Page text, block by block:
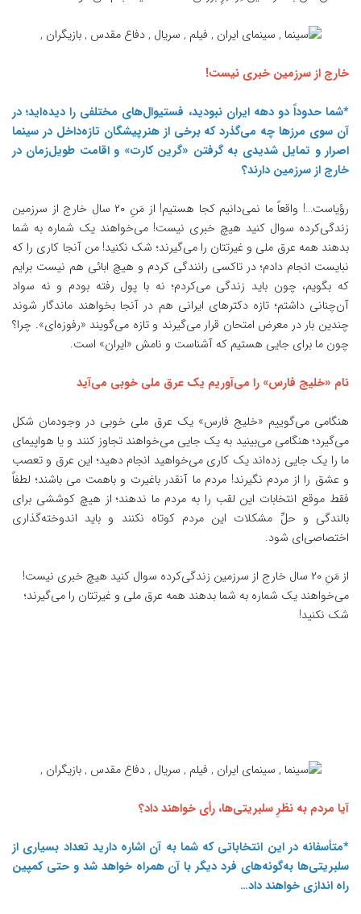
خارج از سرزمین خبری نیست!
*شما حدوداً دو دهه ایران نبودید، فستیوال‌های مختلفی را دیده‌اید؛ در
آن سوی مرزها چه می‌گذرد که برخی از هنرپیشگان تازه‌داخل در سینما
اصرار و تمایل شدیدی به گرفتن «گرین کارت» و اقامت طویل‌زمان در
خارج از سرزمین دارند؟
رؤیاست…! واقعاً ما نمی‌دانیم کجا هستیم! از مَنِ ۲۰ سال خارج از سرزمین
زندگی‌کرده سوال کنید هیچ خبری نیست! می‌خواهند یک شماره به شما
بدهند همه عرق ملی و غیرتتان را می‌گیرند؛ شک نکنید! من آنجا کاری را که
نبایست انجام دادم؛ در تاکسی رانندگی کردم و هیچ ابائی هم نیست برایم
که بگویم، چون باید زندگی می‌کردم؛ نه با پول رفته بودم و نه سواد
آن‌چنانی داشتم؛ تازه دکترهای ایرانی هم در آنجا بخواهند ماندگار شوند
چندین بار در معرض امتحان قرار می‌گیرند و تازه می‌گویند «رفوزه‌ای». چرا؟
چون ما برای جایی هستیم که آشناست و نامش «ایران» است.
نام «خلیج فارس» را می‌آوریم یک عرق ملی خوبی می‌آید
هنگامی می‌گوییم «خلیج فارس» یک عرق ملی خوبی در وجودمان شکل
می‌گیرد؛ هنگامی می‌بینید به یک جایی می‌خواهند تجاوز کنند و یا هواپیمای
ما را یک جایی زده‌اند یک کاری می‌خواهید انجام دهید؛ این عرق و تعصب
و عشق را از مردم نگیرند! مردم ما آنقدر باغیرت و باهمت می باشند؛ لطفاً
فقط موقع انتخابات این لقب را به مردم ما ندهند؛ از هیچ کوششی برای
بالندگی و حلِّ مشکلات این مردم کوتاه نکنند و باید اندوخته‌گذاری
اختصاصی‌ای شود.
از مَنِ ۲۰ سال خارج از سرزمین زندگی‌کرده سوال کنید هیچ خبری نیست!
می‌خواهند یک شماره به شما بدهند همه عرق ملی و غیرتتان را می‌گیرند؛
شک نکنید!
آیا مردم به نظرِ سلبریتی‌ها، رأی خواهند داد؟
*متأسفانه در این انتخاباتی که شما به آن اشاره دارید تعداد بسیاری از
سلبریتی‌ها به‌گونه‌های فرد دیگر با آن همراه خواهد شد و حتی کمپین
راه اندازی خواهند داد…